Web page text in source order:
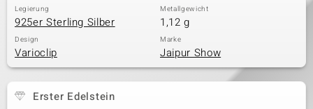
Classics
Legierung
925er Sterling Silber
Metallgewicht
1,12 g
Design
Varioclip
Marke
Jaipur Show
Erster Edelstein